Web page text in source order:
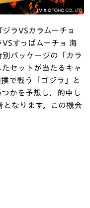
ラVSカラムーチョ
すっぱムーチョ 海
パッケージの「カラ
セットが当たるキャ
で戦う「ゴジラ」と
かを予想し、的中し
なります。この機会